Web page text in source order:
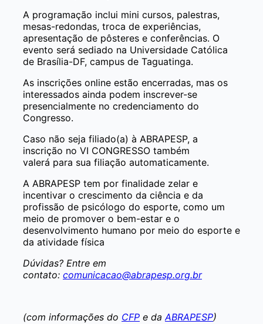
A programação inclui mini cursos, palestras,
mesas-redondas, troca de experiências,
apresentação de pôsteres e conferências. O
evento será sediado na Universidade Católica
de Brasília-DF, campus de Taguatinga.
As inscrições online estão encerradas, mas os
interessados ainda podem inscrever-se
presencialmente no credenciamento do
Congresso.
Caso não seja filiado(a) à ABRAPESP, a
inscrição no VI CONGRESSO também
valerá para sua filiação automaticamente.
A ABRAPESP tem por finalidade zelar e
incentivar o crescimento da ciência e da
profissão de psicólogo do esporte, como um
meio de promover o bem-estar e o
desenvolvimento humano por meio do esporte e
da atividade física
Dúvidas? Entre em
contato: comunicacao@abrapesp.org.br
(com informações do CFP e da ABRAPESP)